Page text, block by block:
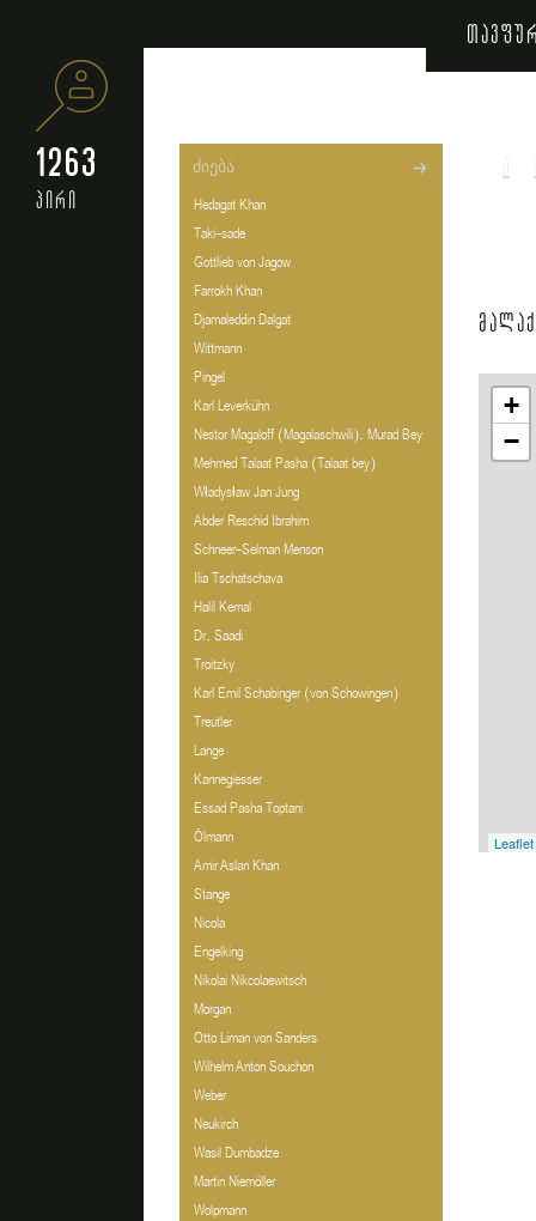
1263
პირი
Hedagat Khan
Taki-sade
Gottlieb von Jagow
Farrokh Khan
Djamaleddin Dalgat
Wittmann
Pingel
Karl Leverkühn
Nestor Magaloff (Magalaschwili). Murad Bey
Mehmed Talaat Pasha (Talaat bey)
Władysław Jan Jung
Abder Reschid Ibrahim
Schneer-Selman Menson
Ilia Tschatschava
Halil Kemal
Dr. Saadi
Troitzky
Karl Emil Schabinger (von Schowingen)
Treutler
Lange
Kannegiesser
Essad Pasha Toptani
Ölmann
Amir Aslan Khan
Stange
Nicola
Engelking
Nikolai Nikcolaewitsch
Morgan
Otto Liman von Sanders
Wilhelm Anton Souchon
Weber
Neukirch
Wasil Dumbadze
Martin Niemöller
Wolpmann
+
−
Leaflet